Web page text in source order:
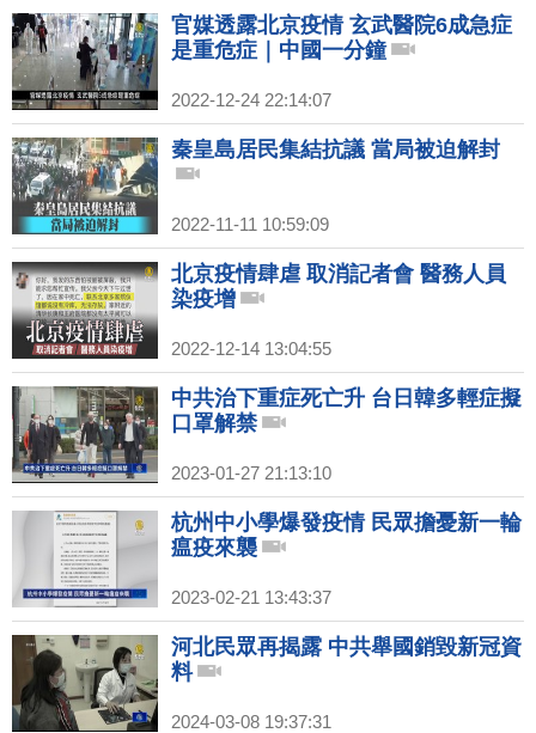
官媒透露北京疫情 玄武醫院6成急症
是重危症｜中國一分鐘
2022-12-24 22:14:07
秦皇島居民集結抗議 當局被迫解封
2022-11-11 10:59:09
北京疫情肆虐 取消記者會 醫務人員
染疫增
2022-12-14 13:04:55
中共治下重症死亡升 台日韓多輕症擬
口罩解禁
2023-01-27 21:13:10
杭州中小學爆發疫情 民眾擔憂新一輪
瘟疫來襲
2023-02-21 13:43:37
河北民眾再揭露 中共舉國銷毀新冠資
料
2024-03-08 19:37:31